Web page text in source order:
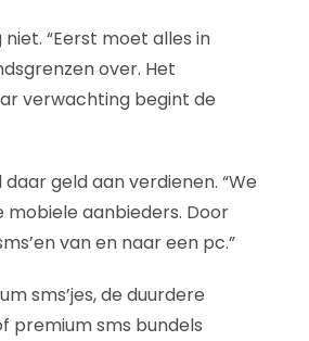
“Eerst moet alles in
over. Het
verwachting begint de
geld aan verdienen. “We
aanbieders. Door
van en naar een pc.”
sms’jes, de duurdere
premium sms bundels